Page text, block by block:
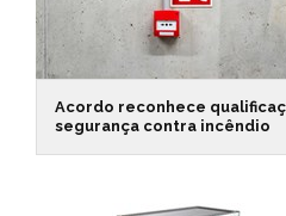
Acordo reconhece
segurança contra incêndio